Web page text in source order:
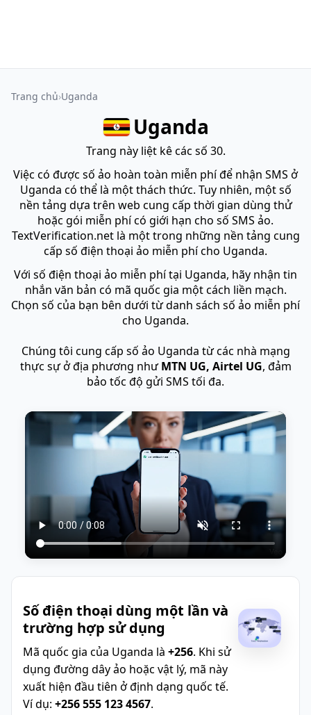
Trang chủ Uganda
Uganda
Trang này liệt kê các số 30.
Việc có được số ảo hoàn toàn miễn phí để nhận SMS ở
Uganda có thể là một thách thức. Tuy nhiên, một số
nền tảng dựa trên web cung cấp thời gian dùng thử
hoặc gói miễn phí có giới hạn cho số SMS ảo.
TextVerification.net là một trong những nền tảng cung
cấp số điện thoại ảo miễn phí cho Uganda.
Với số điện thoại ảo miễn phí tại Uganda, hãy nhận tin
nhắn văn bản có mã quốc gia một cách liền mạch.
Chọn số của bạn bên dưới từ danh sách số ảo miễn phí
cho Uganda.
Chúng tôi cung cấp số ảo Uganda từ các nhà mạng
thực sự ở địa phương nhưMTN UG, Airtel UG, đảm
bảo tốc độ gửi SMS tối đa.
Số điện thoại dùng một lần và
trường hợp sử dụng
Mã quốc gia của Uganda là +256. Khi sử
dụng đường dây ảo hoặc vật lý, mã này
xuất hiện đầu tiên ở định dạng quốc tế.
Ví dụ: +256 555 123 4567.